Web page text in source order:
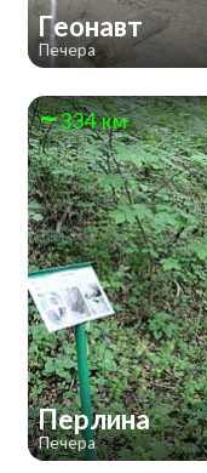
Геонавт
Печера
334 км
Перлина
Печера